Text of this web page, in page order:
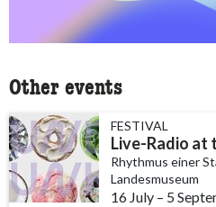
Other events
FESTIVAL
Rhythmus einer
Landesmuseum
16 July – 5